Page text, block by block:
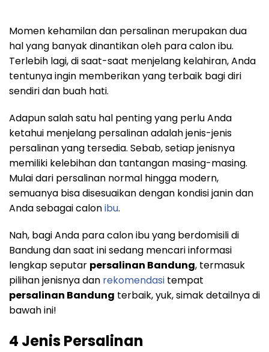
Momen kehamilan dan persalinan merupakan dua
hal yang banyak dinantikan oleh para calon ibu.
Terlebih lagi, di saat-saat menjelang kelahiran, Anda
tentunya ingin memberikan yang terbaik bagi diri
sendiri dan buah hati.
Adapun salah satu hal penting yang perlu Anda
ketahui menjelang persalinan adalah jenis-jenis
persalinan yang tersedia. Sebab, setiap jenisnya
memiliki kelebihan dan tantangan masing-masing.
Mulai dari persalinan normal hingga modern,
semuanya bisa disesuaikan dengan kondisi janin dan
Anda sebagai calonibu.
Nah, bagi Anda para calon ibu yang berdomisili di
Bandung dan saat ini sedang mencari informasi
lengkap seputar persalinan Bandung, termasuk
pilihan jenisnya dan rekomendasi tempat
persalinan Bandung terbaik, yuk, simak detailnya di
bawah ini!
4 Jenis Persalinan